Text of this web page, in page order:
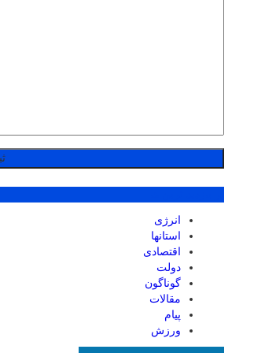
انرژی
استانها
اقتصادی
دولت
گوناگون
مقالات
پیام
ورزش